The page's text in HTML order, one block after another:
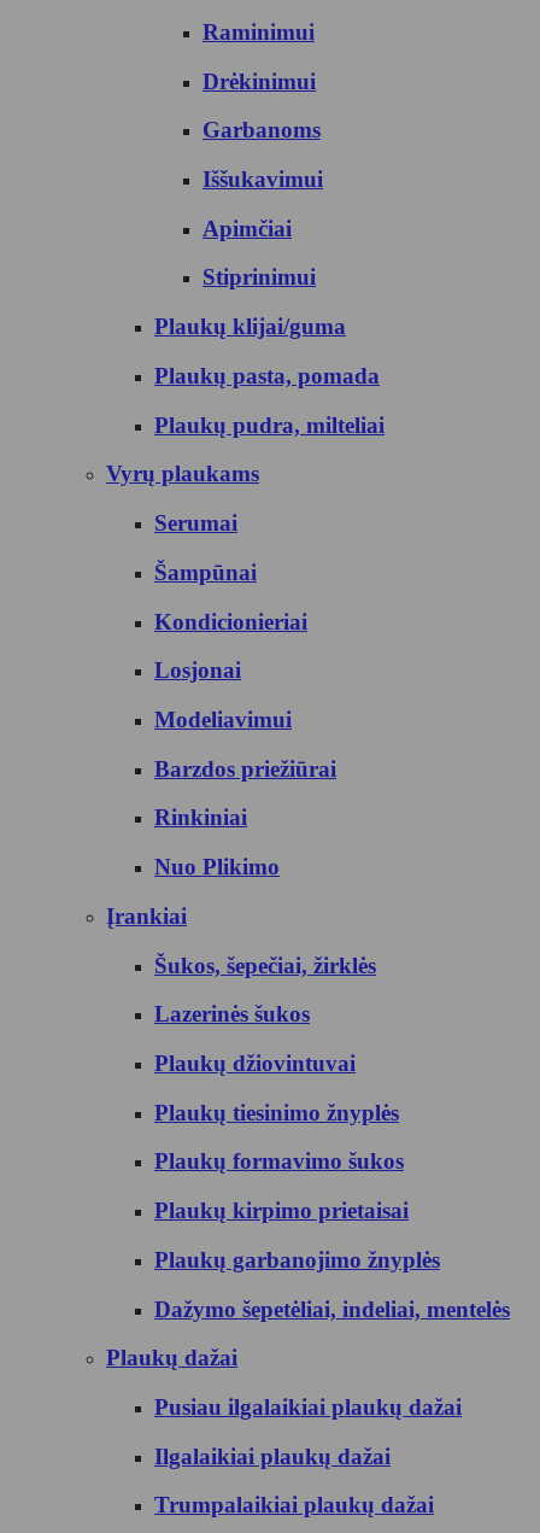
Raminimui
Drėkinimui
Garbanoms
Iššukavimui
Apimčiai
Stiprinimui
Plaukų klijai/guma
Plaukų pasta, pomada
Plaukų pudra, milteliai
Vyrų plaukams
Serumai
Šampūnai
Kondicionieriai
Losjonai
Modeliavimui
Barzdos priežiūrai
Rinkiniai
Nuo Plikimo
Įrankiai
Šukos, šepečiai, žirklės
Lazerinės šukos
Plaukų džiovintuvai
Plaukų tiesinimo žnyplės
Plaukų formavimo šukos
Plaukų kirpimo prietaisai
Plaukų garbanojimo žnyplės
Dažymo šepetėliai, indeliai, mentelės
Plaukų dažai
Pusiau ilgalaikiai plaukų dažai
Ilgalaikiai plaukų dažai
Trumpalaikiai plaukų dažai